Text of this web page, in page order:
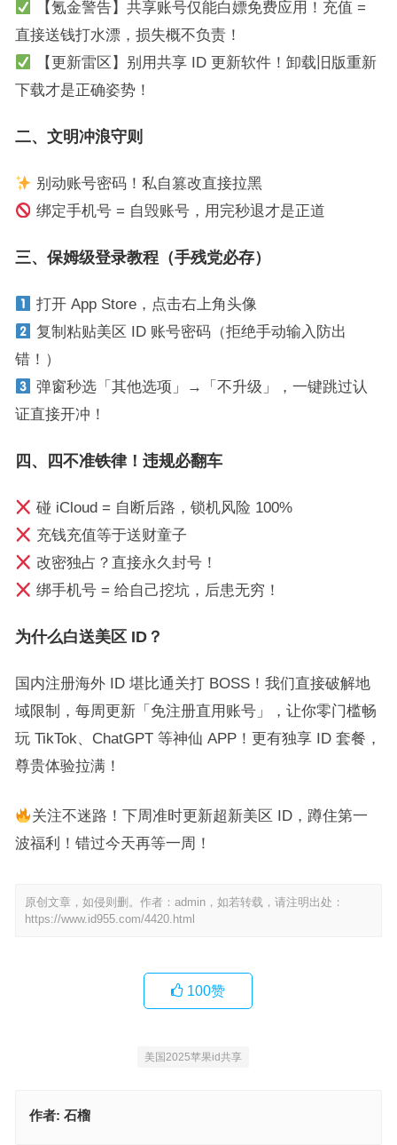
【氪金警告】共享账号仅能白嫖免费应用！充值 =
直接送钱打水漂，损失概不负责！
【更新雷区】别用共享 ID 更新软件！卸载旧版重新
下载才是正确姿势！
二、文明冲浪守则
别动账号密码！私自篡改直接拉黑
绑定手机号 = 自毁账号，用完秒退才是正道
三、保姆级登录教程（手残党必存）
打开 App Store，点击右上角头像
复制粘贴美区 ID 账号密码（拒绝手动输入防出
错！）
弹窗秒选「其他选项」→「不升级」，一键跳过认
证直接开冲！
四、四不准铁律！违规必翻车
碰 iCloud = 自断后路，锁机风险 100%
充钱充值等于送财童子
改密独占？直接永久封号！
绑手机号 = 给自己挖坑，后患无穷！
为什么白送美区 ID？
国内注册海外 ID 堪比通关打 BOSS！我们直接破解地
域限制，每周更新「免注册直用账号」，让你零门槛畅
玩 TikTok、ChatGPT 等神仙 APP！更有独享 ID 套餐，
尊贵体验拉满！
关注不迷路！下周准时更新超新美区 ID，蹲住第一
波福利！错过今天再等一周！
原创文章，如侵则删。作者：admin，如若转载，请注明出处：
https://www.id955.com/4420.html
100赞
美国2025苹果id共享
作者: 石榴